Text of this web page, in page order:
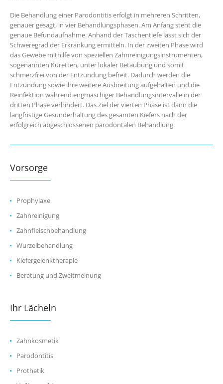
Die Behandlung einer Parodontitis erfolgt in mehreren Schritten,
genauer gesagt, in vier Behandlungsphasen. Am Anfang steht die
genaue Befundaufnahme. Anhand der Taschentiefe lässt sich der
Schweregrad der Erkrankung ermitteln. In der zweiten Phase wird
das Gewebe mithilfe von speziellen Zahnreinigungsinstrumenten,
sogenannten Küretten, unter lokaler Betäubung und somit
schmerzfrei von der Entzündung befreit. Dadurch werden die
Entzündung sowie ihre weitere Ausbreitung aufgehalten und die
Reinfektion während engmaschiger Behandlungsintervalle in der
dritten Phase verhindert. Das Ziel der vierten Phase ist dann die
langfristige Gesunderhaltung des gesamten Kiefers nach der
erfolgreich abgeschlossenen parodontalen Behandlung.
Vorsorge
Prophylaxe
Zahnreinigung
Zahnfleischbehandlung
Wurzelbehandlung
Kiefergelenktherapie
Beratung und Zweitmeinung
Ihr Lächeln
Zahnkosmetik
Parodontitis
Prothetik